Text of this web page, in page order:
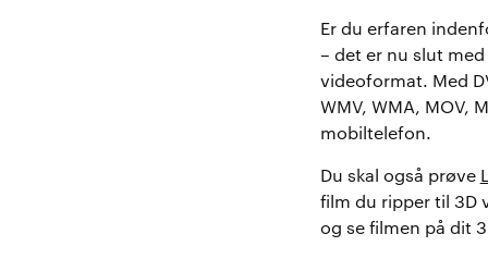
Er du erfaren
– det er nu slut
videoformat. Med
WMV, WMA, MOV,
mobiltelefon.
Du skal også prøve
film du ripper til 3D
og se filmen på dit